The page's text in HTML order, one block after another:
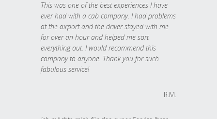
This was one of the best experiences I have
ever had with a cab company. I had problems
at the airport and the driver stayed with me
for over an hour and helped me sort
everything out. I would recommend this
company to anyone. Thank you for such
fabulous service!
R.M.